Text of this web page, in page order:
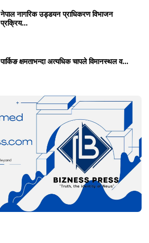
नेपाल नागरिक उड्डयन प्राधिकरण विभाजन
प्रक्रिय...
पार्किङ क्षमताभन्दा अत्यधिक चापले विमानस्थल व...